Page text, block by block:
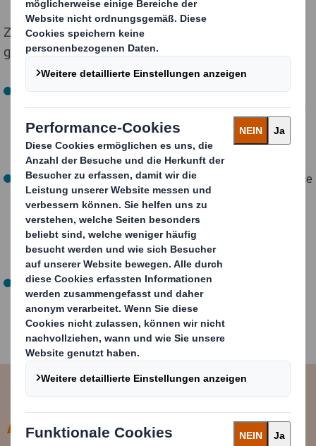
Zu den Merkmalen der selbstheilenden Verpackung
gehören:
Ein gewebtes Nervensystem, das sich an der
Beschaffenheit von Blättern orientiert: Sensoren sind
auf die „Haut“ der Box gedruckt und verbinden alle
Fasern in der Verpackung, so dass sie Schäden
feststellen und berichten können.
Regeneratives „Narbengewebe“: Es heilt sich selbst wie
der menschliche Körper, die Oberfläche dehnt und
verdickt sich, um die Verletzung zu bedecken, und
sendet Daten an das Lieferunternehmen und den
Empfänger, um bei sensibler Fracht den aktuellen
Zustand mitzuteilen.
Wiederverwendbarkeit: Nach dem Öffnen hat die
Verpackung die Möglichkeit, sich wieder zu
verschließen. Somit lässt sie sich verwenden und die
Lebensdauer wird verlängert.